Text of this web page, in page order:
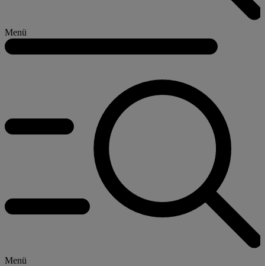
Menü
Menü